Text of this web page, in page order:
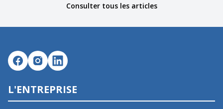
Consulter tous les articles
L'ENTREPRISE